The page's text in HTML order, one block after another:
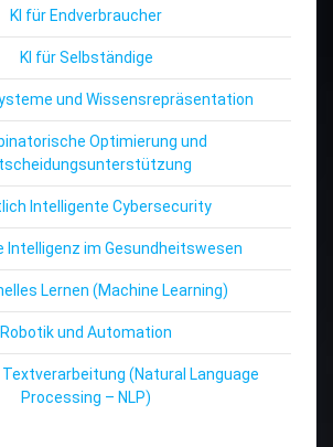
KI für Endverbraucher
KI für Selbständige
und Wissensrepräsentation
Optimierung und
Intelligente Cybersecurity
Intelligenz im Gesundheitswesen
Lernen (Machine Learning)
Robotik und Automation
(Natural Language
Processing – NLP)